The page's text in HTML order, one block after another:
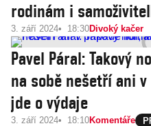
rodinám i
3. září 2024 18:30Divoký kačer
Pavel Páral: Takový
na sobě nešetří ani
jde o výdaje
3. září 2024 18:10Komentáře